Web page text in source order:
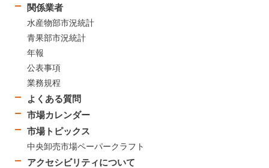
関係業者
水産物部市況統計
青果部市況統計
年報
公表事項
業務規程
よくある質問
市場カレンダー
市場トピックス
中央卸売市場ペーパークラフト
アクセシビリティについて